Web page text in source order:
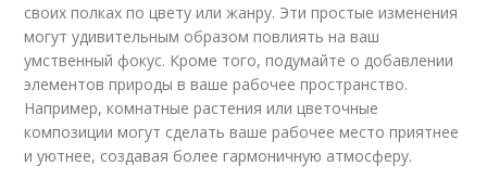
своих полках по цвету или жанру. Эти простые изменения
могут удивительным образом повлиять на ваш
умственный фокус. Кроме того, подумайте о добавлении
элементов природы в ваше рабочее пространство.
Например, комнатные растения или цветочные
композиции могут сделать ваше рабочее место приятнее
и уютнее, создавая более гармоничную атмосферу.